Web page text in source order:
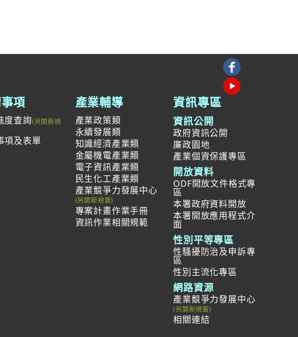
項
度查詢
項及表單
產業輔導
產業政策類
永續發展類
知識經濟產業類
金屬機電產業類
電子資訊產業類
民生化工產業類
產業競爭力發展中心
專案計畫作業手冊
資訊作業相關規範
資訊專區
資訊公開
政府資訊公開
廉政園地
產業個資保護專區
開放資料
ODF開放文件格式專
區
本署政府資料開放
本署開放應用程式介
面
性別平等專區
性騷擾防治及申訴專
區
性別主流化專區
網路資源
產業競爭力發展中心
相關連結